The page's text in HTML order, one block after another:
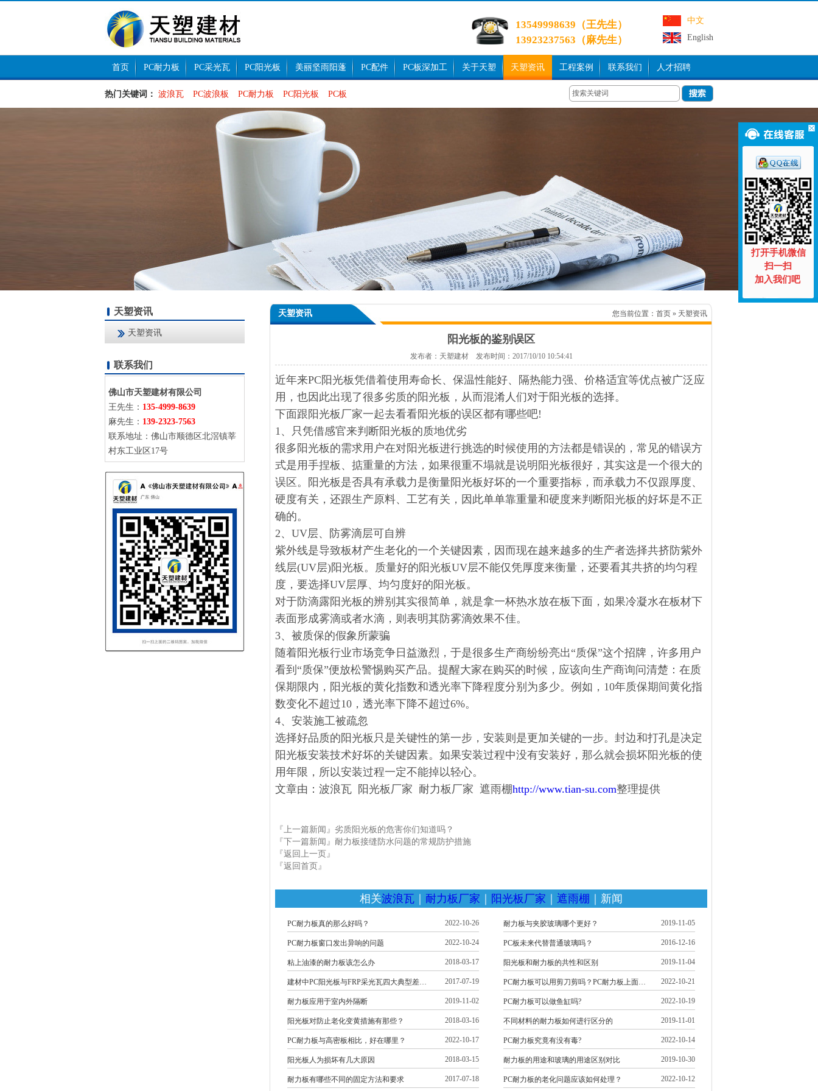
中文
English
13549998639（王先生）
13923237563（麻先生）
首页 PC耐力板 PC采光瓦 PC阳光板 美丽坚雨阳蓬 PC配件 PC板深加工 关于天塑 天塑资讯 工程案例 联系我们 人才招聘
热门关键词： 波浪瓦 PC波浪板 PC耐力板 PC阳光板 PC板
天塑资讯
天塑资讯
联系我们
佛山市天塑建材有限公司
王先生： 135-4999-8639
麻先生： 139-2323-7563
联系地址：佛山市顺德区北滘镇莘
村东工业区17号
天塑资讯 您当前位置： 首页 » 天塑资讯
阳光板的鉴别误区
发布者：天塑建材 发布时间：2017/10/10 10:54:41
近年来PC阳光板凭借着使用寿命长、保温性能好、隔热能力强、价格适宜等优点被广泛应
用，也因此出现了很多劣质的阳光板，从而混淆人们对于阳光板的选择。
下面跟阳光板厂家一起去看看阳光板的误区都有哪些吧!
1、只凭借感官来判断阳光板的质地优劣
很多阳光板的需求用户在对阳光板进行挑选的时候使用的方法都是错误的，常见的错误方
式是用手捏板、掂重量的方法，如果很重不塌就是说明阳光板很好，其实这是一个很大的
误区。阳光板是否具有承载力是衡量阳光板好坏的一个重要指标，而承载力不仅跟厚度、
硬度有关，还跟生产原料、工艺有关，因此单单靠重量和硬度来判断阳光板的好坏是不正
确的。
2、UV层、防雾滴层可自辨
紫外线是导致板材产生老化的一个关键因素，因而现在越来越多的生产者选择共挤防紫外
线层(UV层)阳光板。质量好的阳光板UV层不能仅凭厚度来衡量，还要看其共挤的均匀程
度，要选择UV层厚、均匀度好的阳光板。
对于防滴露阳光板的辨别其实很简单，就是拿一杯热水放在板下面，如果冷凝水在板材下
表面形成雾滴或者水滴，则表明其防雾滴效果不佳。
3、被质保的假象所蒙骗
随着阳光板行业市场竞争日益激烈，于是很多生产商纷纷亮出“质保”这个招牌，许多用户
看到“质保”便放松警惕购买产品。提醒大家在购买的时候，应该向生产商询问清楚：在质
保期限内，阳光板的黄化指数和透光率下降程度分别为多少。例如，10年质保期间黄化指
数变化不超过10，透光率下降不超过6%。
4、安装施工被疏忽
选择好品质的阳光板只是关键性的第一步，安装则是更加关键的一步。封边和打孔是决定
阳光板安装技术好坏的关键因素。如果安装过程中没有安装好，那么就会损坏阳光板的使
用年限，所以安装过程一定不能掉以轻心。
文章由：波浪瓦 阳光板厂家 耐力板厂家 遮雨棚http://www.tian-su.com整理提供
『上一篇新闻』 劣质阳光板的危害你们知道吗？
『下一篇新闻』 耐力板接缝防水问题的常规防护措施
『返回上一页』
『返回首页』
相关波浪瓦 耐力板厂家 阳光板厂家 遮雨棚 ｜新闻
PC耐力板真的那么好吗？ 2022-10-26 耐力板与夹胶玻璃哪个更好？ 2019-11-05
PC耐力板窗口发出异响的问题 2022-10-24 PC板未来代替普通玻璃吗？ 2016-12-16
粘上油漆的耐力板该怎么办 2018-03-17 阳光板和耐力板的共性和区别 2019-11-04
建材中PC阳光板与FRP采光瓦四大典型差… 2017-07-19 PC耐力板可以用剪刀剪吗？PC耐力板上面… 2022-10-21
耐力板应用于室内外隔断 2019-11-02 PC耐力板可以做鱼缸吗? 2022-10-19
阳光板对防止老化变黄措施有那些？ 2018-03-16 不同材料的耐力板如何进行区分的 2019-11-01
PC耐力板与高密板相比，好在哪里？ 2022-10-17 PC耐力板究竟有没有毒? 2022-10-14
阳光板人为损坏有几大原因 2018-03-15 耐力板的用途和玻璃的用途区别对比 2019-10-30
耐力板有哪些不同的固定方法和要求 2017-07-18 PC耐力板的老化问题应该如何处理？ 2022-10-12
打开手机微信
扫一扫
加入我们吧